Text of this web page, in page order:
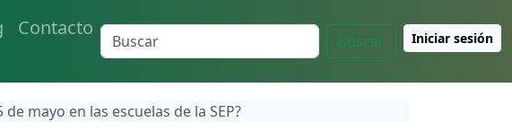
Contacto
Buscar Iniciar sesión
mayo en las escuelas de la SEP?